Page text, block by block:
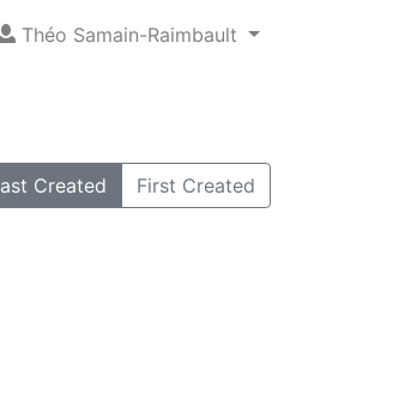
Théo Samain-Raimbault
Created First Created